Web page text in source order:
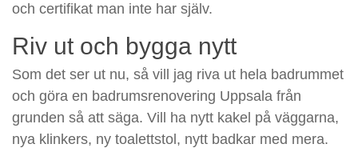
och certifikat man inte har själv.
Riv ut och bygga nytt
Som det ser ut nu, så vill jag riva ut hela badrummet
och göra en badrumsrenovering Uppsala från
grunden så att säga. Vill ha nytt kakel på väggarna,
nya klinkers, ny toalettstol, nytt badkar med mera.